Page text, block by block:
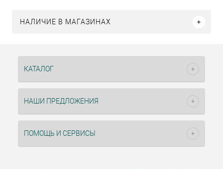
НАЛИЧИЕ В МАГАЗИНАХ
КАТАЛОГ
НАШИ ПРЕДЛОЖЕНИЯ
ПОМОЩЬ И СЕРВИСЫ